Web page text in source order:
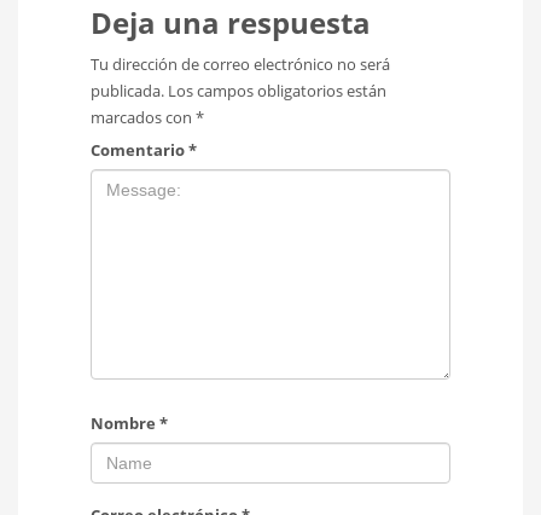
Deja una respuesta
Tu dirección de correo electrónico no será
publicada. Los campos obligatorios están
marcados con *
Comentario*
Nombre *